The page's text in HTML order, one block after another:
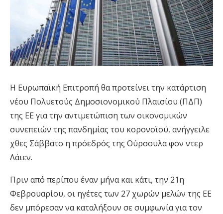
Η Ευρωπαϊκή Επιτροπή θα προτείνει την κατάρτιση
νέου Πολυετούς Δημοσιονομικού Πλαισίου (ΠΔΠ)
της ΕΕ για την αντιμετώπιση των οικονομικών
συνεπειών της πανδημίας του κορονοϊού, ανήγγειλε
χθες Σάββατο η πρόεδρός της Ούρσουλα φον ντερ
Λάιεν.
Πριν από περίπου έναν μήνα και κάτι, την 21η
Φεβρουαρίου, οι ηγέτες των 27 χωρών μελών της ΕΕ
δεν μπόρεσαν να καταλήξουν σε συμφωνία για τον